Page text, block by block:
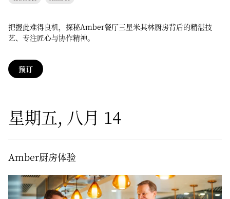
把握此难得良机，探秘Amber餐厅三星米其林厨房背后的精湛技
艺、专注匠心与协作精神。
预订
星期五, 八月 14
Amber厨房体验